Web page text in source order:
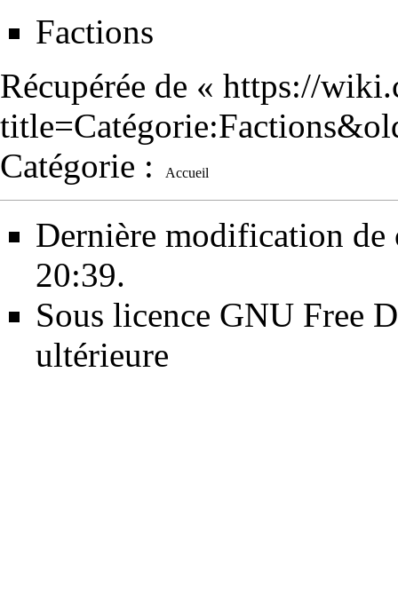
Factions
Récupérée de « https://
Catégorie : Accueil
Dernière modification de
20:39.
Sous licence GNU Free
ultérieure